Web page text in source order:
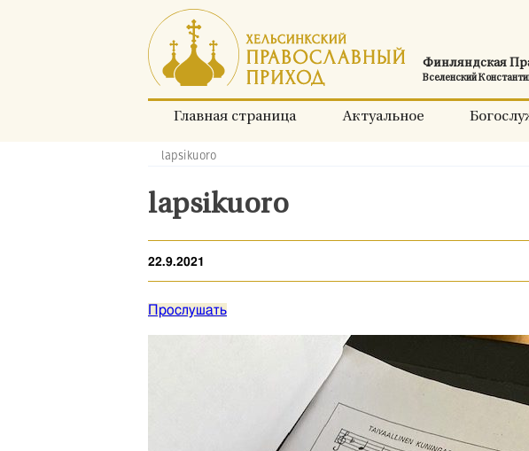
Перейти
к
содержимому
Финляндская
Вселенский
Главная страница Актуальное
Хлебные
lapsikuoro
lapsikuoro
22.9.2021
Прослушать